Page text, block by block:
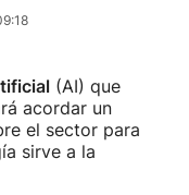
(AI) que
acordar un
el sector para
sirve a la